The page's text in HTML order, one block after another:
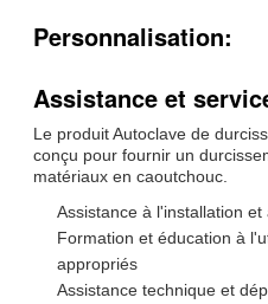
Personnalisation:
Assistance et
Le produit Autoclave de
conçu pour fournir un
matériaux en caoutchouc.
Assistance à l'installation et
Formation et éducation à
appropriés
Assistance technique et